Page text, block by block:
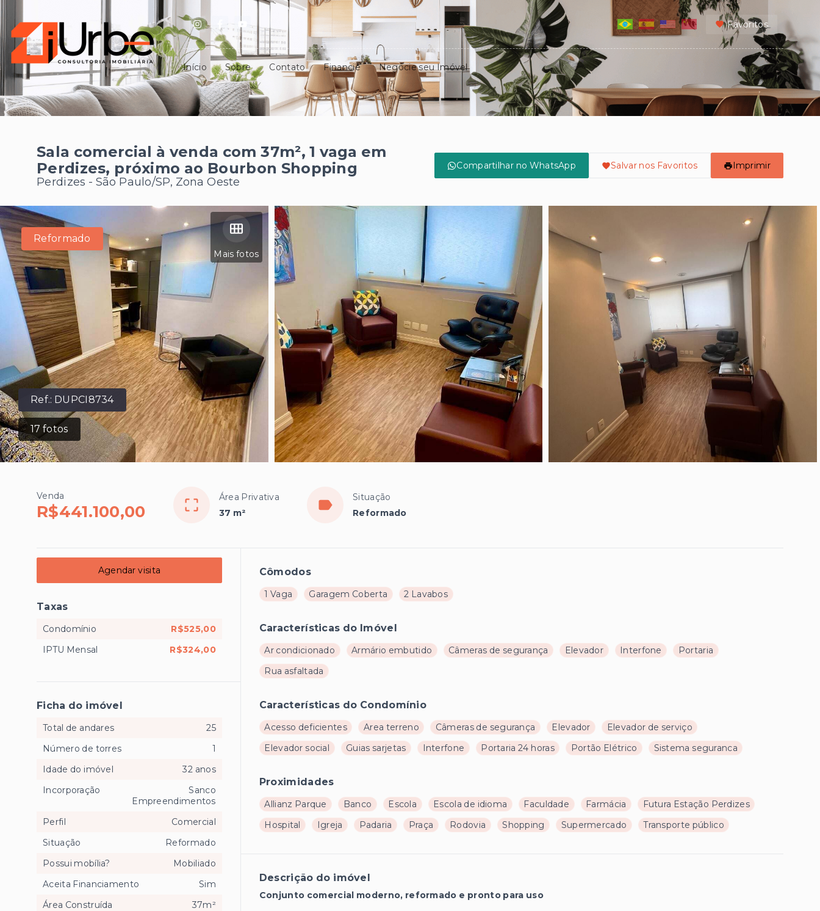
Favoritos
Início Sobre Contato Financie Negocie seu Imóvel
Sala comercial à venda com 37m², 1 vaga em
Perdizes, próximo ao Bourbon Shopping
Perdizes - São Paulo/SP, Zona Oeste
Compartilhar no WhatsApp Salvar nos Favoritos Imprimir
Ref.: DUPCI8734
17 fotos
Mais fotos
Reformado
Venda
R$441.100,00
Área Privativa
37 m²
Situação
Reformado
Cômodos
1 Vaga Garagem Coberta 2 Lavabos
Características do Imóvel
Ar condicionado Armário embutido Câmeras de segurança Elevador Interfone
Portaria
Rua asfaltada
Características do Condomínio
Acesso deficientes Area terreno Câmeras de segurança Elevador
Elevador de serviço
Elevador social
Guias sarjetas Interfone Portaria 24 horas Portão Elétrico Sistema seguranca
Proximidades
Allianz Parque Banco Escola Escola de idioma Faculdade Farmácia
Futura Estação Perdizes
Hospital
Igreja Padaria Praça Rodovia Shopping Supermercado Transporte público
Descrição do imóvel
Conjunto comercial moderno, reformado e pronto para uso
Agendar visita
Taxas
Condomínio
R$525,00
IPTU Mensal
R$324,00
Ficha do imóvel
Total de andares
25
Número de torres
1
Idade do imóvel
32 anos
Incorporação
Sanco
Empreendimentos
Perfil
Comercial
Situação
Reformado
Possui mobília?
Mobiliado
Aceita Financiamento
Sim
Área Construída
37m²